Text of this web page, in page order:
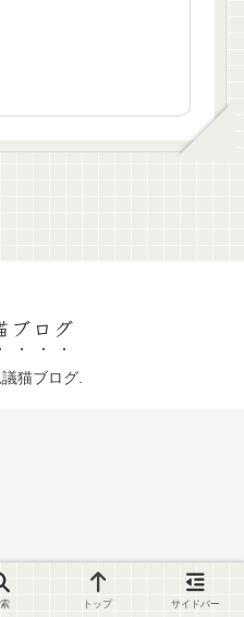
ブログ
猫ブログ.
トップ サイドバー